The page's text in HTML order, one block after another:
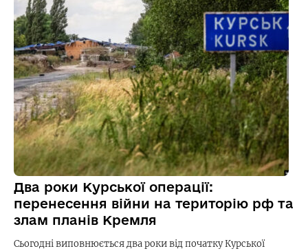
Два роки Курської операції:
перенесення війни на територію рф та
злам планів Кремля
Сьогодні виповнюється два роки від початку Курської